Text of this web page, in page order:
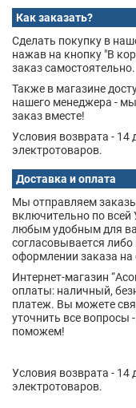
Как заказать?
Сделать покупку в
нажав на кнопку "В
заказ самостоятельно.
Также в магазине
нашего менеджера -
заказ вместе!
Условия возврата - 14
электротоваров.
Доставка и оплата
Мы отправляем
включительно по всей
любым удобным для
согласовывается либо
оформлении заказа на
Интернет-магазин
оплаты: наличный,
платеж. Вы можете
уточнить все вопросы
поможем!
Условия возврата - 14
электротоваров.